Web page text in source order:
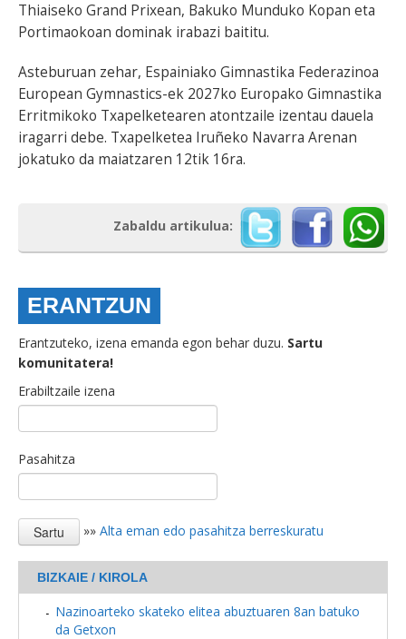
Thiaiseko Grand Prixean, Bakuko Munduko Kopan eta
Portimaokoan dominak irabazi baititu.
Asteburuan zehar, Espainiako Gimnastika Federazinoa
European Gymnastics-ek 2027ko Europako Gimnastika
Erritmikoko Txapelketearen atontzaile izentau dauela
iragarri debe. Txapelketea Iruñeko Navarra Arenan
jokatuko da maiatzaren 12tik 16ra.
Zabaldu artikulua:
ERANTZUN
Erantzuteko, izena emanda egon behar duzu. Sartu
komunitatera!
Erabiltzaile izena
Pasahitza
»» Alta eman edo pasahitza berreskuratu
BIZKAIE / KIROLA
Nazinoarteko skateko elitea abuztuaren 8an batuko
da Getxon